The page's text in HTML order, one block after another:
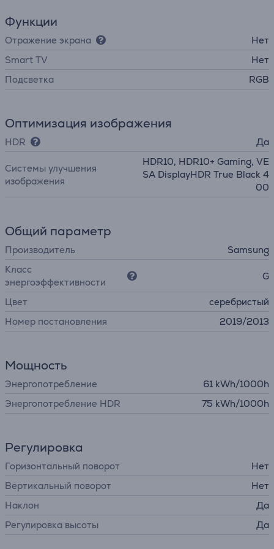
Функции
Отражение экрана
Нет
Smart TV
Нет
Подсветка
RGB
Оптимизация изображения
HDR Да
Системы улучшения
изображения
HDR10, HDR10+ Gaming, VE
SA DisplayHDR True Black 4
00
Общий параметр
Производитель
Samsung
Класс
энергоэффективности
G
Цвет
серебристый
Номер постановления
2019/2013
Мощность
Энергопотребление
61 kWh/1000h
Энергопотребление HDR
75 kWh/1000h
Регулировка
Горизонтальный поворот
Нет
Вертикальный поворот
Нет
Наклон
Да
Регулировка высоты
Да